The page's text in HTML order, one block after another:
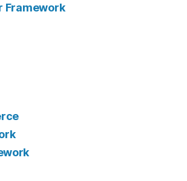
Framework